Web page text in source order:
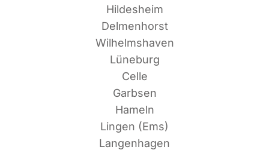
Hildesheim
Delmenhorst
Wilhelmshaven
Lüneburg
Celle
Garbsen
Hameln
Lin­gen (Ems)
Langenhagen